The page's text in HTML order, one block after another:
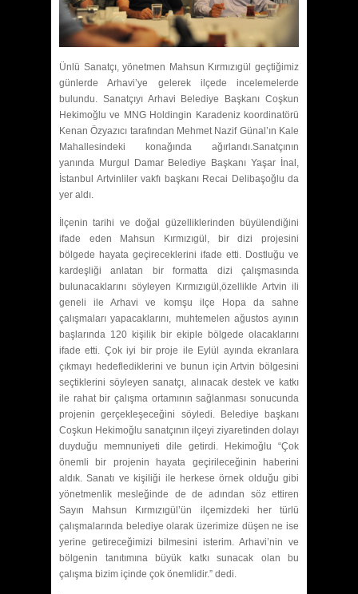
Ünlü Sanatçı, yönetmen Mahsun Kırmızıgül geçtiğimiz
günlerde Arhavi’ye gelerek ilçede incelemelerde
bulundu. Sanatçıyı Arhavi Belediye Başkanı Coşkun
Hekimoğlu ve MNG Holdingin Karadeniz koordinatörü
Kenan Özyazıcı tarafından Mehmet Nazif Günal’ın Kale
Mahallesindeki konağında ağırlandı.Sanatçının
yanında Murgul Damar Belediye Başkanı Yaşar İnal,
İstanbul Artvinliler vakfı başkanı Recai Delibaşoğlu da
yer aldı.
İlçenin tarihi ve doğal güzelliklerinden büyülendiğini
ifade eden Mahsun Kırmızıgül, bir dizi projesini
bölgede hayata geçireceklerini ifade etti. Dostluğu ve
kardeşliği anlatan bir formatta dizi çalışmasında
bulunacaklarını söyleyen Kırmızıgül,özellikle Artvin ili
geneli ile Arhavi ve komşu ilçe Hopa da sahne
çalışmaları yapacaklarını, muhtemelen ağustos ayının
başlarında 120 kişilik bir ekiple bölgede olacaklarını
ifade etti. Çok iyi bir proje ile Eylül ayında ekranlara
çıkmayı hedeflediklerini ve bunun için Artvin bölgesini
seçtiklerini söyleyen sanatçı, alınacak destek ve katkı
ile rahat bir çalışma ortamının sağlanması sonucunda
projenin gerçekleşeceğini söyledi. Belediye başkanı
Coşkun Hekimoğlu sanatçının ilçeyi ziyaretinden dolayı
duyduğu memnuniyeti dile getirdi. Hekimoğlu “Çok
önemli bir projenin hayata geçirileceğinin haberini
aldık. Sanatı ve kişiliği ile herkese örnek olduğu gibi
yönetmenlik mesleğinde de de adından söz ettiren
Sayın Mahsun Kırmızıgül’ün ilçemizdeki her türlü
çalışmalarında belediye olarak üzerimize düşen ne ise
yerine getireceğimizi bilmesini isterim. Arhavi’nin ve
bölgenin tanıtımına büyük katkı sunacak olan bu
çalışma bizim içinde çok önemlidir.” dedi.